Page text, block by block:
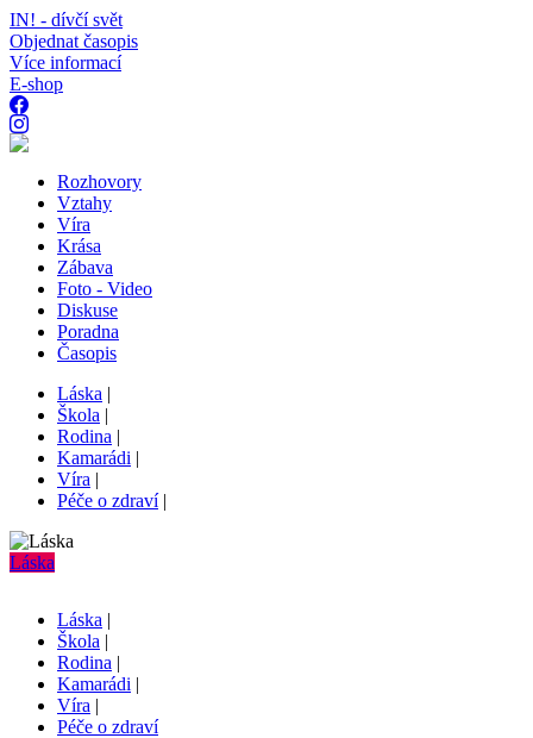
IN! - dívčí svět
Objednat časopis
Více informací
E-shop
Rozhovory
Vztahy
Víra
Krása
Zábava
Foto - Video
Diskuse
Poradna
Časopis
Láska |
Škola |
Rodina |
Kamarádi |
Víra |
Péče o zdraví|
Láska
Láska |
Škola |
Rodina |
Kamarádi |
Víra |
Péče o zdraví